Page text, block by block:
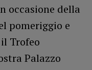
occasione della
pomeriggio e
Trofeo
Palazzo